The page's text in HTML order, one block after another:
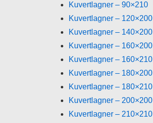
Kuvertlagner – 90×210
Kuvertlagner – 120×200
Kuvertlagner – 140×200
Kuvertlagner – 160×200
Kuvertlagner – 160×210
Kuvertlagner – 180×200
Kuvertlagner – 180×210
Kuvertlagner – 200×200
Kuvertlagner – 210×210